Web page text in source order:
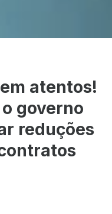
atentos!
governo
reduções